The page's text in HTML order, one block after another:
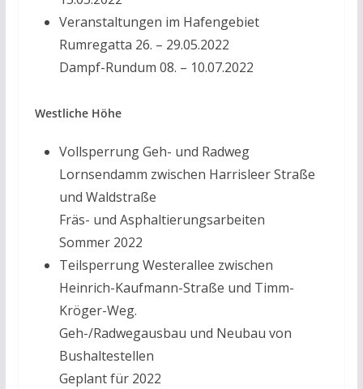
Veranstaltungen im Hafengebiet
Rumregatta 26. – 29.05.2022
Dampf-Rundum 08. – 10.07.2022
Westliche Höhe
Vollsperrung Geh- und Radweg
Lornsendamm zwischen Harrisleer Straße
und Waldstraße
Fräs- und Asphaltierungsarbeiten
Sommer 2022
Teilsperrung Westerallee zwischen
Heinrich-Kaufmann-Straße und Timm-
Kröger-Weg.
Geh-/Radwegausbau und Neubau von
Bushaltestellen
Geplant für 2022